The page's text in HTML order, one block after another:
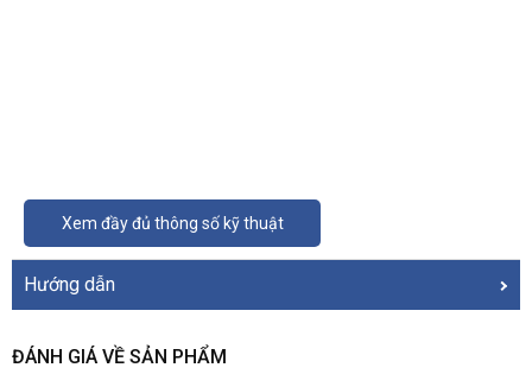
Xem đầy đủ thông số kỹ thuật
Hướng dẫn
ĐÁNH GIÁ VỀ SẢN PHẨM